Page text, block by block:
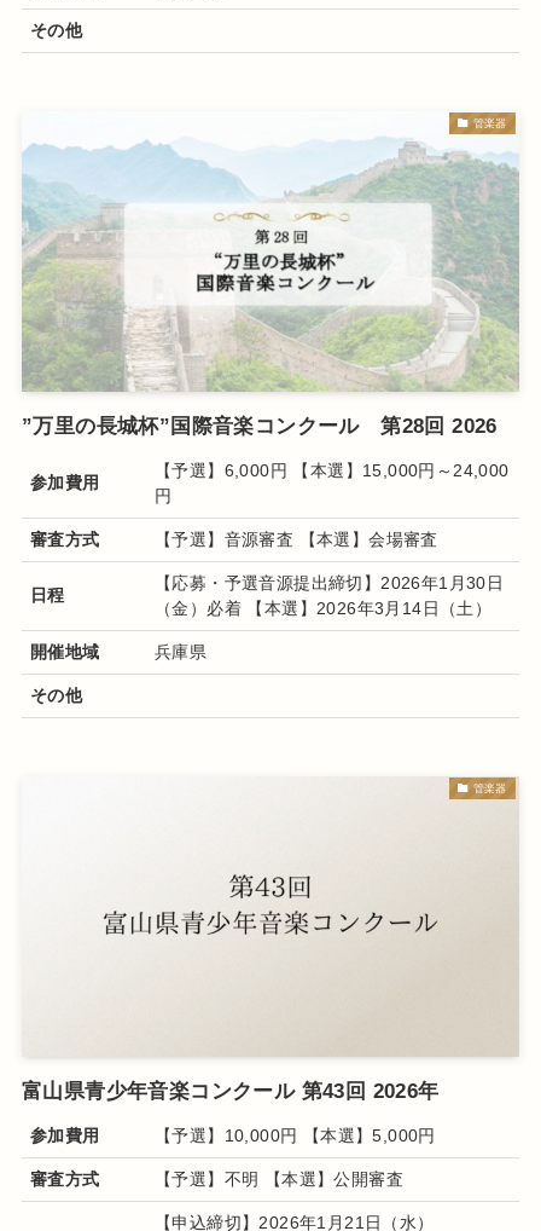
その他
管楽器
”万里の長城杯”国際音楽コンクール 第28回 2026
参加費用
【予選】6,000円 【本選】15,000円～24,000
円
審査方式 【予選】音源審査 【本選】会場審査
日程
【応募・予選音源提出締切】2026年1月30日
（金）必着 【本選】2026年3月14日（土）
開催地域 兵庫県
その他
管楽器
富山県青少年音楽コンクール 第43回 2026年
参加費用 【予選】10,000円 【本選】5,000円
審査方式 【予選】不明 【本選】公開審査
【申込締切】2026年1月21日（水）